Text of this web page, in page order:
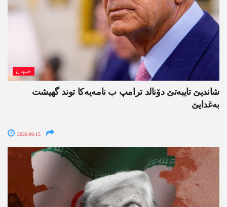
جیھان
شاندیێ تایبەتێ دۆنالد ترامپ ب نامەیەکا توند گھیشت
بەغدایێ
2026-06-15